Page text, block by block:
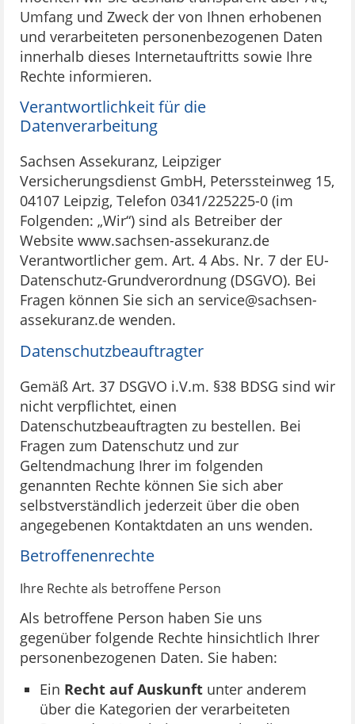
Umfang und Zweck der von Ihnen erhobenen
und verarbeiteten personenbezogenen Daten
innerhalb dieses Internetauftritts sowie Ihre
Rechte informieren.
Verantwortlichkeit für die
Datenverarbeitung
Sachsen Assekuranz, Leipziger
Versicherungsdienst GmbH, Peterssteinweg 15,
04107 Leipzig, Telefon 0341/225225-0 (im
Folgenden: „Wir“) sind als Betreiber der
Website www.sachsen-assekuranz.de
Verantwortlicher gem. Art. 4 Abs. Nr. 7 der EU-
Datenschutz-Grundverordnung (DSGVO). Bei
Fragen können Sie sich an service@sachsen-
assekuranz.de wenden.
Datenschutzbeauftragter
Gemäß Art. 37 DSGVO i.V.m. §38 BDSG sind wir
nicht verpflichtet, einen
Datenschutzbeauftragten zu bestellen. Bei
Fragen zum Datenschutz und zur
Geltendmachung Ihrer im folgenden
genannten Rechte können Sie sich aber
selbstverständlich jederzeit über die oben
angegebenen Kontaktdaten an uns wenden.
Betroffenenrechte
Ihre Rechte als betroffene Person
Als betroffene Person haben Sie uns
gegenüber folgende Rechte hinsichtlich Ihrer
personenbezogenen Daten. Sie haben:
Ein Recht auf Auskunft unter anderem
über die Kategorien der verarbeiteten